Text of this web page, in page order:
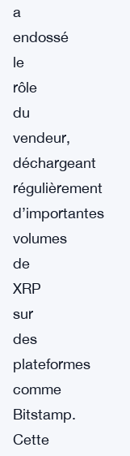
a
endossé
le
rôle
du
vendeur,
déchargeant
régulièrement
d’importantes
volumes
de
XRP
sur
des
plateformes
comme
Bitstamp.
Cette